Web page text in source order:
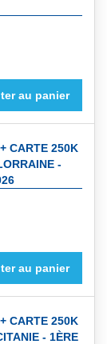
au panier
CARTE 250K
-
au panier
CARTE 250K
- 1ÈRE